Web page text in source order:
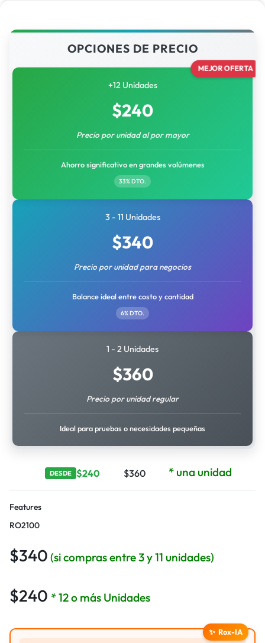
OPCIONES DE PRECIO
MEJOR OFERTA
+12 Unidades
$240
Precio por unidad al por mayor
Ahorro significativo en grandes volúmenes
33% DTO.
3 - 11 Unidades
$340
Precio por unidad para negocios
Balance ideal entre costo y cantidad
6% DTO.
1 - 2 Unidades
$360
Precio por unidad regular
Ideal para pruebas o necesidades pequeñas
DESDE $240 $360 * una unidad
Features
RO2100
$340 (si compras entre 3 y 11 unidades)
$240 * 12 o más Unidades
✨ Rox-IA